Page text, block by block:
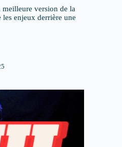
meilleure version de la
enjeux derrière une